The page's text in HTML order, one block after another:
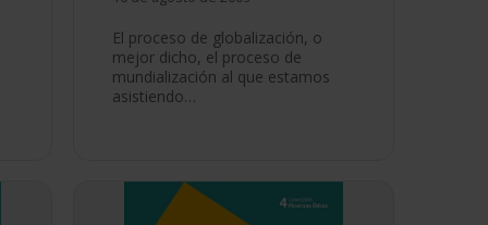
El proceso de globalización, o
mejor dicho, el proceso de
mundialización al que estamos
asistiendo…